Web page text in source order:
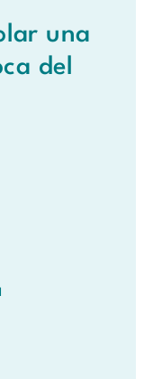
una
del